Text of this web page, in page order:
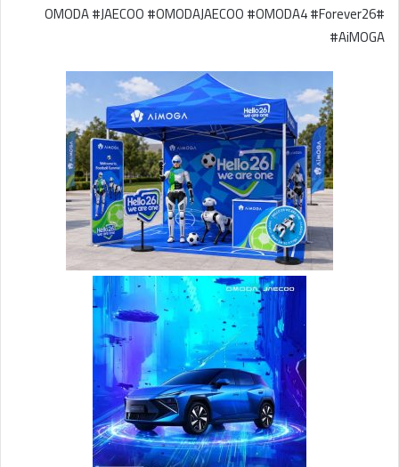
#OMODA #JAECOO #OMODAJAECOO #OMODA4 #Forever26
#AiMOGA